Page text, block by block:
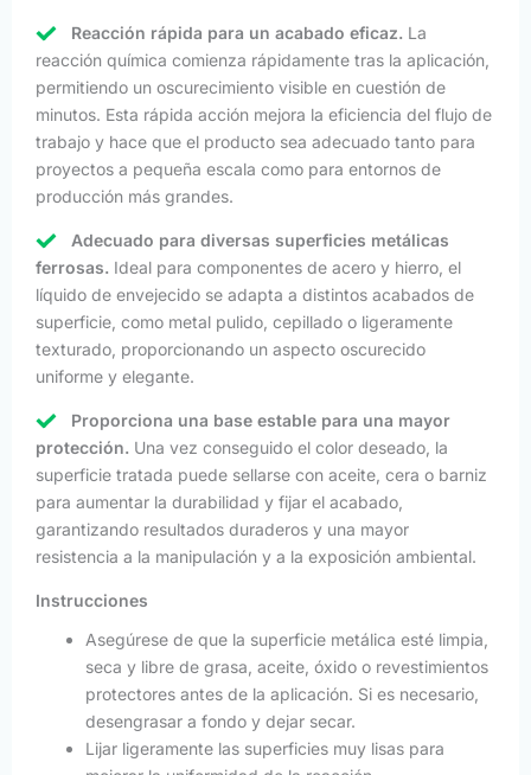
Reacción rápida para un acabado eficaz. La
reacción química comienza rápidamente tras la aplicación,
permitiendo un oscurecimiento visible en cuestión de
minutos. Esta rápida acción mejora la eficiencia del flujo de
trabajo y hace que el producto sea adecuado tanto para
proyectos a pequeña escala como para entornos de
producción más grandes.
Adecuado para diversas superficies metálicas
ferrosas. Ideal para componentes de acero y hierro, el
líquido de envejecido se adapta a distintos acabados de
superficie, como metal pulido, cepillado o ligeramente
texturado, proporcionando un aspecto oscurecido
uniforme y elegante.
Proporciona una base estable para una mayor
protección. Una vez conseguido el color deseado, la
superficie tratada puede sellarse con aceite, cera o barniz
para aumentar la durabilidad y fijar el acabado,
garantizando resultados duraderos y una mayor
resistencia a la manipulación y a la exposición ambiental.
Instrucciones
Asegúrese de que la superficie metálica esté limpia,
seca y libre de grasa, aceite, óxido o revestimientos
protectores antes de la aplicación. Si es necesario,
desengrasar a fondo y dejar secar.
Lijar ligeramente las superficies muy lisas para